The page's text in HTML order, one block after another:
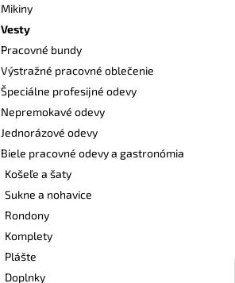
Mikiny
Vesty
Pracovné bundy
Výstražné pracovné oblečenie
Špeciálne profesijné odevy
Nepremokavé odevy
Jednorázové odevy
Biele pracovné odevy a gastronómia
Košeľe a šaty
Sukne a nohavice
Rondony
Komplety
Plášte
Doplnky